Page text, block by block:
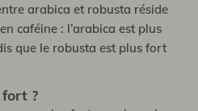
arabica et robusta réside
caféine : l’arabica est plus
que le robusta est plus fort
?